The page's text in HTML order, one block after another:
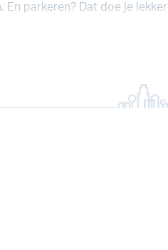
parkeren? Dat doe je lekker